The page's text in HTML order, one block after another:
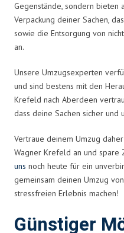
Gegenstände, sondern bieten
Verpackung deiner Sachen,
sowie die Entsorgung von
an.
Unsere Umzugsexperten
und sind bestens mit den
Krefeld nach Aberdeen
dass deine Sachen sicher
Vertraue deinem Umzug
Wagner Krefeld an und spare
uns noch heute für ein
gemeinsam deinen Umzug
stressfreien Erlebnis machen!
Günstiger